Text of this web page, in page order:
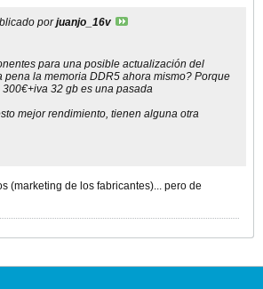
porjuanjo_16v
para una posible actualización del
pena la memoria DDR5 ahora mismo? Porque
300€+iva 32 gb es una pasada
mejor rendimiento, tienen alguna otra
(marketing de los fabricantes)... pero de